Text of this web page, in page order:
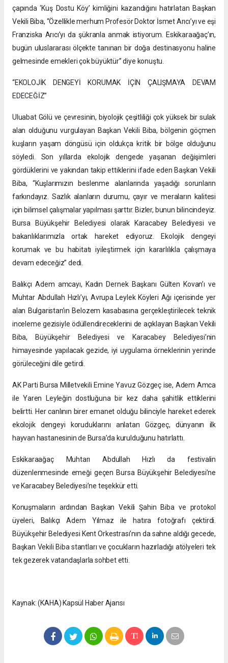
çapında ‘Kuş Dostu Köy’ kimliğini kazandığını hatırlatan Başkan
Vekili Biba, “Özellikle merhum Profesör Doktor İsmet Arıcı’yı ve eşi
Franziska Arıcı’yı da şükranla anmak istiyorum. Eskikaraağaç’ın,
bugün uluslararası ölçekte tanınan bir doğa destinasyonu haline
gelmesinde emekleri çok büyüktür” diye konuştu.
“EKOLOJİK DENGEYİ KORUMAK İÇİN ÇALIŞMAYA DEVAM
EDECEĞİZ”
Uluabat Gölü ve çevresinin, biyolojik çeşitliliği çok yüksek bir sulak
alan olduğunu vurgulayan Başkan Vekili Biba, bölgenin göçmen
kuşların yaşam döngüsü için oldukça kritik bir bölge olduğunu
söyledi. Son yıllarda ekolojik dengede yaşanan değişimleri
gördüklerini ve yakından takip ettiklerini ifade eden Başkan Vekili
Biba, “Kuşlarımızın beslenme alanlarında yaşadığı sorunların
farkındayız. Sazlık alanların durumu, çayır ve meraların kalitesi
için bilimsel çalışmalar yapılması şarttır. Bizler, bunun bilincindeyiz.
Bursa Büyükşehir Belediyesi olarak Karacabey Belediyesi ve
bakanlıklarımızla ortak hareket ediyoruz. Ekolojik dengeyi
korumak ve bu habitatı iyileştirmek için kararlılıkla çalışmaya
devam edeceğiz” dedi.
Balıkçı Adem amcayı, Kadın Dernek Başkanı Gülten Kovan’ı ve
Muhtar Abdullah Hızlı’yı, Avrupa Leylek Köyleri Ağı içerisinde yer
alan Bulgaristan’ın Belozem kasabasına gerçekleştirilecek teknik
inceleme gezisiyle ödüllendireceklerini de açıklayan Başkan Vekili
Biba, Büyükşehir Belediyesi ve Karacabey Belediyesi’nin
himayesinde yapılacak gezide, iyi uygulama örneklerinin yerinde
görüleceğini dile getirdi.
AK Parti Bursa Milletvekili Emine Yavuz Gözgeç ise, Adem Amca
ile Yaren Leyleğin dostluğuna bir kez daha şahitlik ettiklerini
belirtti. Her canlının birer emanet olduğu bilinciyle hareket ederek
ekolojik dengeyi koruduklarını anlatan Gözgeç, dünyanın ilk
hayvan hastanesinin de Bursa’da kurulduğunu hatırlattı.
Eskikaraağaç Muhtarı Abdullah Hızlı da festivalin
düzenlenmesinde emeği geçen Bursa Büyükşehir Belediyesi’ne
ve Karacabey Belediyesi’ne teşekkür etti.
Konuşmaların ardından Başkan Vekili Şahin Biba ve protokol
üyeleri, Balıkçı Adem Yılmaz ile hatıra fotoğrafı çektirdi.
Büyükşehir Belediyesi Kent Orkestrası’nın da sahne aldığı gecede,
Başkan Vekili Biba stantları ve çocukların hazırladığı atölyeleri tek
tek gezerek vatandaşlarla sohbet etti.
Kaynak: (KAHA) Kapsül Haber Ajansı